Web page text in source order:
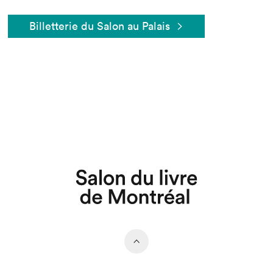
Billetterie du Salon au Palais